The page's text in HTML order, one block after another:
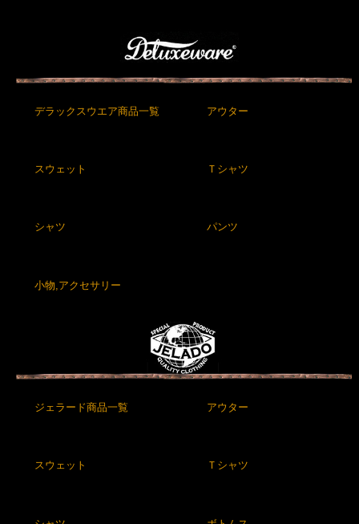
デラックスウエア商品一覧 アウター
スウェット Ｔシャツ
シャツ パンツ
小物,アクセサリー
ジェラード商品一覧 アウター
スウェット Ｔシャツ